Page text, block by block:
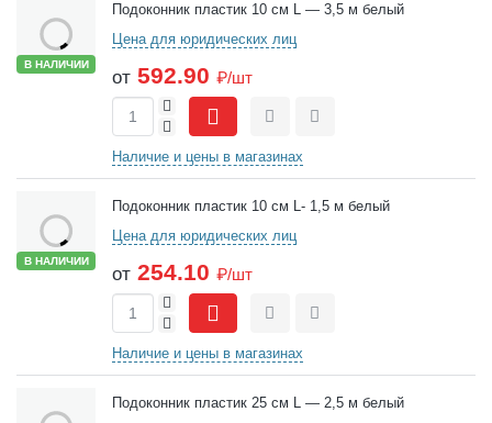
В НАЛИЧИИ
Подоконник пластик 10 см L — 3,5 м белый
Цена для юридических лиц
от 592.90 ₽/шт
-
+
СравнитьОтложить
Наличие и цены в магазинах
В НАЛИЧИИ
Подоконник пластик 10 см L- 1,5 м белый
Цена для юридических лиц
от 254.10 ₽/шт
-
+
СравнитьОтложить
Наличие и цены в магазинах
Подоконник пластик 25 см L — 2,5 м белый